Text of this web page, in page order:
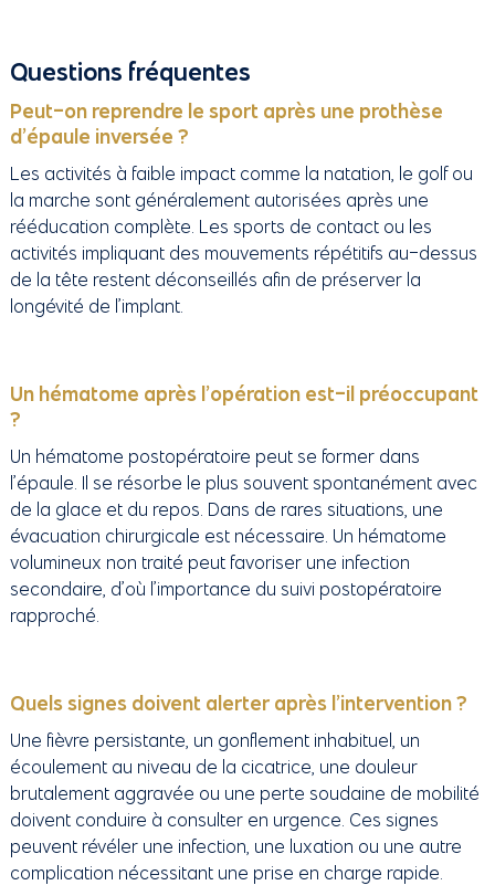
Questions fréquentes
Peut-on reprendre le sport après une prothèse
d’épaule inversée ?
Les activités à faible impact comme la natation, le golf ou
la marche sont généralement autorisées après une
rééducation complète. Les sports de contact ou les
activités impliquant des mouvements répétitifs au-dessus
de la tête restent déconseillés afin de préserver la
longévité de l’implant.
Un hématome après l’opération est-il préoccupant
?
Un hématome postopératoire peut se former dans
l’épaule. Il se résorbe le plus souvent spontanément avec
de la glace et du repos. Dans de rares situations, une
évacuation chirurgicale est nécessaire. Un hématome
volumineux non traité peut favoriser une infection
secondaire, d’où l’importance du suivi postopératoire
rapproché.
Quels signes doivent alerter après l’intervention ?
Une fièvre persistante, un gonflement inhabituel, un
écoulement au niveau de la cicatrice, une douleur
brutalement aggravée ou une perte soudaine de mobilité
doivent conduire à consulter en urgence. Ces signes
peuvent révéler une infection, une luxation ou une autre
complication nécessitant une prise en charge rapide.